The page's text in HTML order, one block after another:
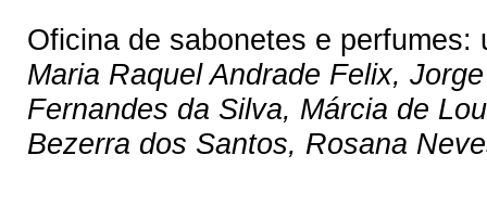
Oficina de sabonetes e
Maria Raquel Andrade Felix,
Fernandes da Silva, Márcia de
Bezerra dos Santos, Rosana